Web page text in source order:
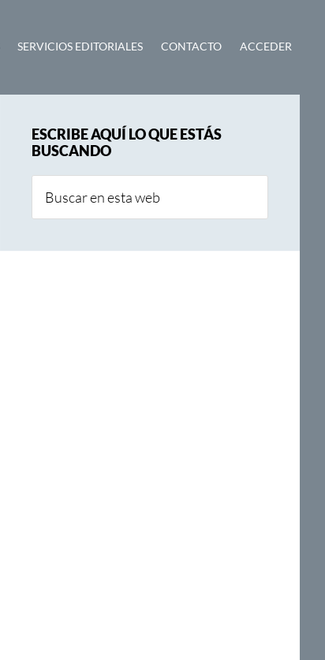
SERVICIOS EDITORIALES CONTACTO ACCEDER
lateral
principal
ESCRIBE AQUÍ LO QUE ESTÁS
BUSCANDO